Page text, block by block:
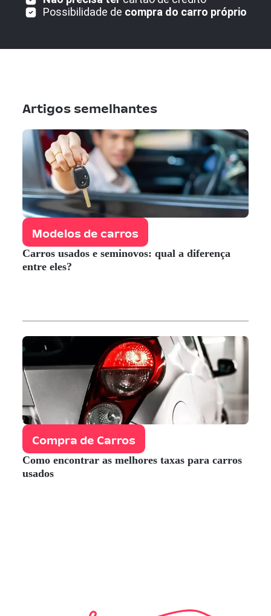
Possibilidade de compra do carro próprio
Artigos semelhantes
Modelos de carros
Carros usados e seminovos: qual a diferença
entre eles?
Compra de Carros
Como encontrar as melhores taxas para carros
usados